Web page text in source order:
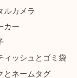
ルカメラ
カー
ィッシュとゴミ袋
とネームタグ